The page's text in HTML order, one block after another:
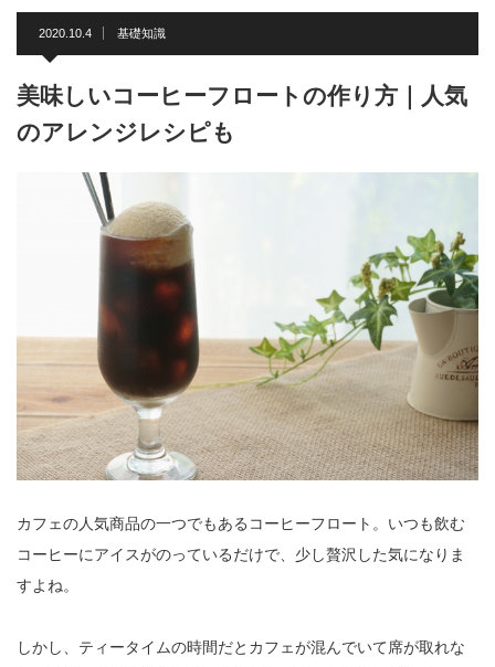
2020.10.4 基礎知識
美味しいコーヒーフロートの作り方｜人気
のアレンジレシピも
カフェの人気商品の一つでもあるコーヒーフロート。いつも飲む
コーヒーにアイスがのっているだけで、少し贅沢した気になりま
すよね。
しかし、ティータイムの時間だとカフェが混んでいて席が取れな